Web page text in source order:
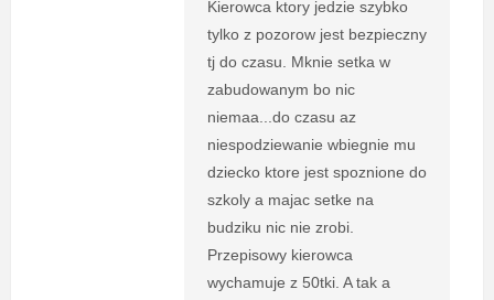
Kierowca ktory jedzie szybko
tylko z pozorow jest bezpieczny
tj do czasu. Mknie setka w
zabudowanym bo nic
niemaa...do czasu az
niespodziewanie wbiegnie mu
dziecko ktore jest spoznione do
szkoly a majac setke na
budziku nic nie zrobi.
Przepisowy kierowca
wychamuje z 50tki. A tak a